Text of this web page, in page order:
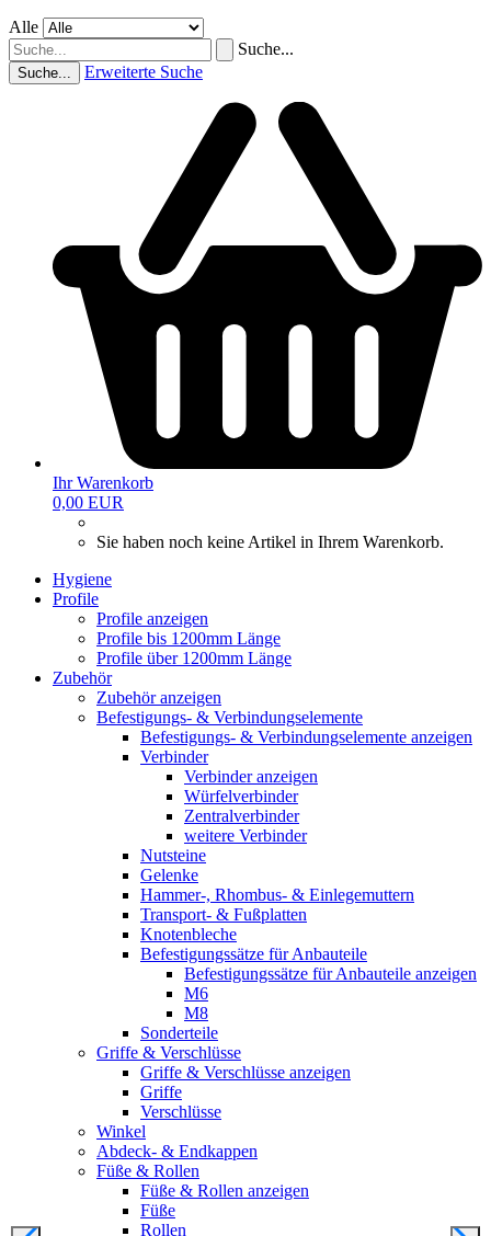
Alle
Suche...
Suche... Erweiterte Suche
Ihr Warenkorb
0,00 EUR
Sie haben noch keine Artikel in Ihrem Warenkorb.
Hygiene
Profile
Profile anzeigen
Profile bis 1200mm Länge
Profile über 1200mm Länge
Zubehör
Zubehör anzeigen
Befestigungs- & Verbindungselemente
Befestigungs- & Verbindungselemente anzeigen
Verbinder
Verbinder anzeigen
Würfelverbinder
Zentralverbinder
weitere Verbinder
Nutsteine
Gelenke
Hammer-, Rhombus- & Einlegemuttern
Transport- & Fußplatten
Knotenbleche
Befestigungssätze für Anbauteile
Befestigungssätze für Anbauteile anzeigen
M6
M8
Sonderteile
Griffe & Verschlüsse
Griffe & Verschlüsse anzeigen
Griffe
Verschlüsse
Winkel
Abdeck- & Endkappen
Füße & Rollen
Füße & Rollen anzeigen
Füße
Rollen